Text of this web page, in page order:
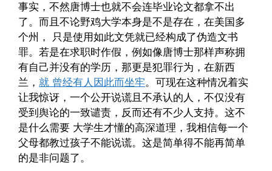
事实，不然唐博士也就不会连毕业论文都拿不出
了。而且不论野鸡大学本身是不是存在，在美国多
个州， 只是使用如此文凭就已经构成了伪造文书
罪。若是在求职时作假，例如像唐博士那样声称拥
有自己并没有的学历，那更是犯罪行为，在新西
兰， 就 曾经有人因此而坐牢。可现在这种情况着实
让我惊讶，一个公开说谎且不承认的人，不仅没有
受到舆论的一致谴责，反而还有不少人支持。这不
是什么需要 大学生才懂的高深道理，我相信每一个
父母都教过孩子不能说谎。这是简单得不能再简单
的是非问题了。